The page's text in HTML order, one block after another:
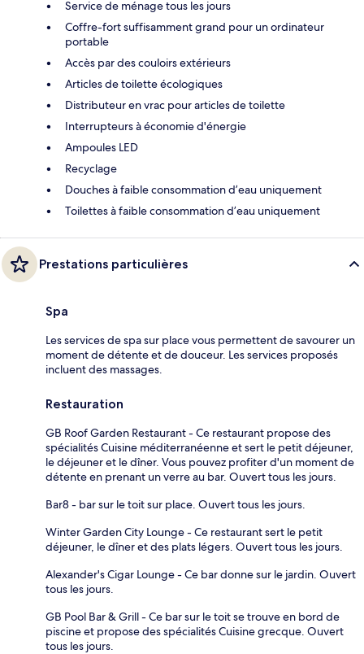
Service de ménage tous les jours
Coffre-fort suffisamment grand pour un ordinateur
portable
Accès par des couloirs extérieurs
Articles de toilette écologiques
Distributeur en vrac pour articles de toilette
Interrupteurs à économie d'énergie
Ampoules LED
Recyclage
Douches à faible consommation d’eau uniquement
Toilettes à faible consommation d’eau uniquement
Prestations particulières
Spa
Les services de spa sur place vous permettent de savourer un
moment de détente et de douceur. Les services proposés
incluent des massages.
Restauration
GB Roof Garden Restaurant - Ce restaurant propose des
spécialités Cuisine méditerranéenne et sert le petit déjeuner,
le déjeuner et le dîner. Vous pouvez profiter d'un moment de
détente en prenant un verre au bar. Ouvert tous les jours.
Bar8 - bar sur le toit sur place. Ouvert tous les jours.
Winter Garden City Lounge - Ce restaurant sert le petit
déjeuner, le dîner et des plats légers. Ouvert tous les jours.
Alexander's Cigar Lounge - Ce bar donne sur le jardin. Ouvert
tous les jours.
GB Pool Bar & Grill - Ce bar sur le toit se trouve en bord de
piscine et propose des spécialités Cuisine grecque. Ouvert
tous les jours.